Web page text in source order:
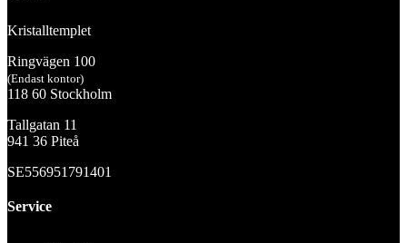
Kristalltemplet
Ringvägen 100
(Endast kontor)
118 60 Stockholm
Tallgatan 11
941 36 Piteå
SE556951791401
Service